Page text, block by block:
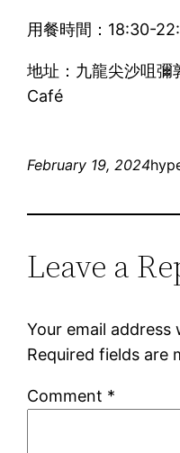
用餐時間：18:30-
地址：九龍尖沙咀
Café
February 19, 2024
Leave a
Your email address
Required fields are
Comment *